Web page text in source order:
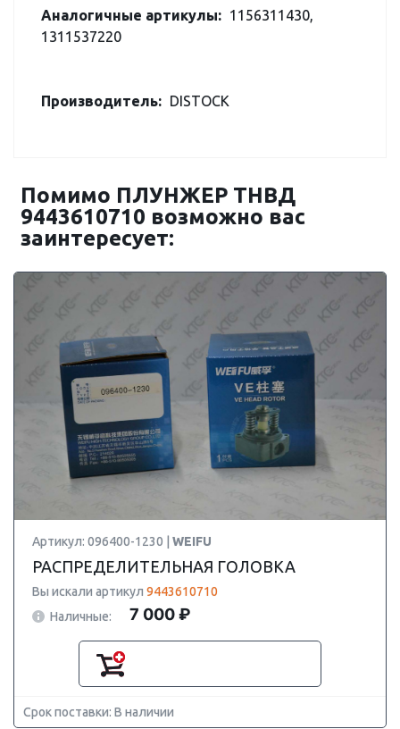
Аналогичные артикулы: 1156311430,
1311537220
Производитель: DISTOCK
Помимо ПЛУНЖЕР ТНВД
9443610710 возможно вас
заинтересует:
Артикул: 096400-1230 | WEIFU
РАСПРЕДЕЛИТЕЛЬНАЯ ГОЛОВКА
Вы искали артикул 9443610710
Наличные:
7 000 ₽
Срок поставки: В наличии